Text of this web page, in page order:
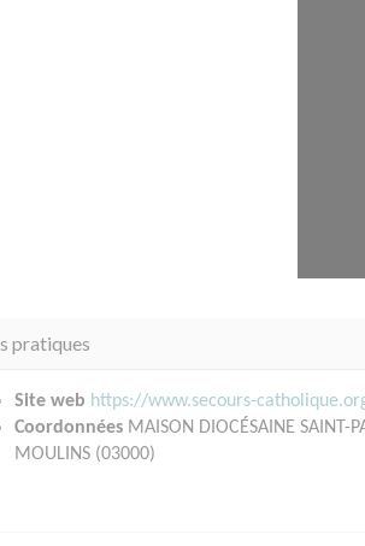
pratiques
Site web https://www.secours-
Coordonnées MAISON DIOCÉSAINE SAINT-
MOULINS (03000)